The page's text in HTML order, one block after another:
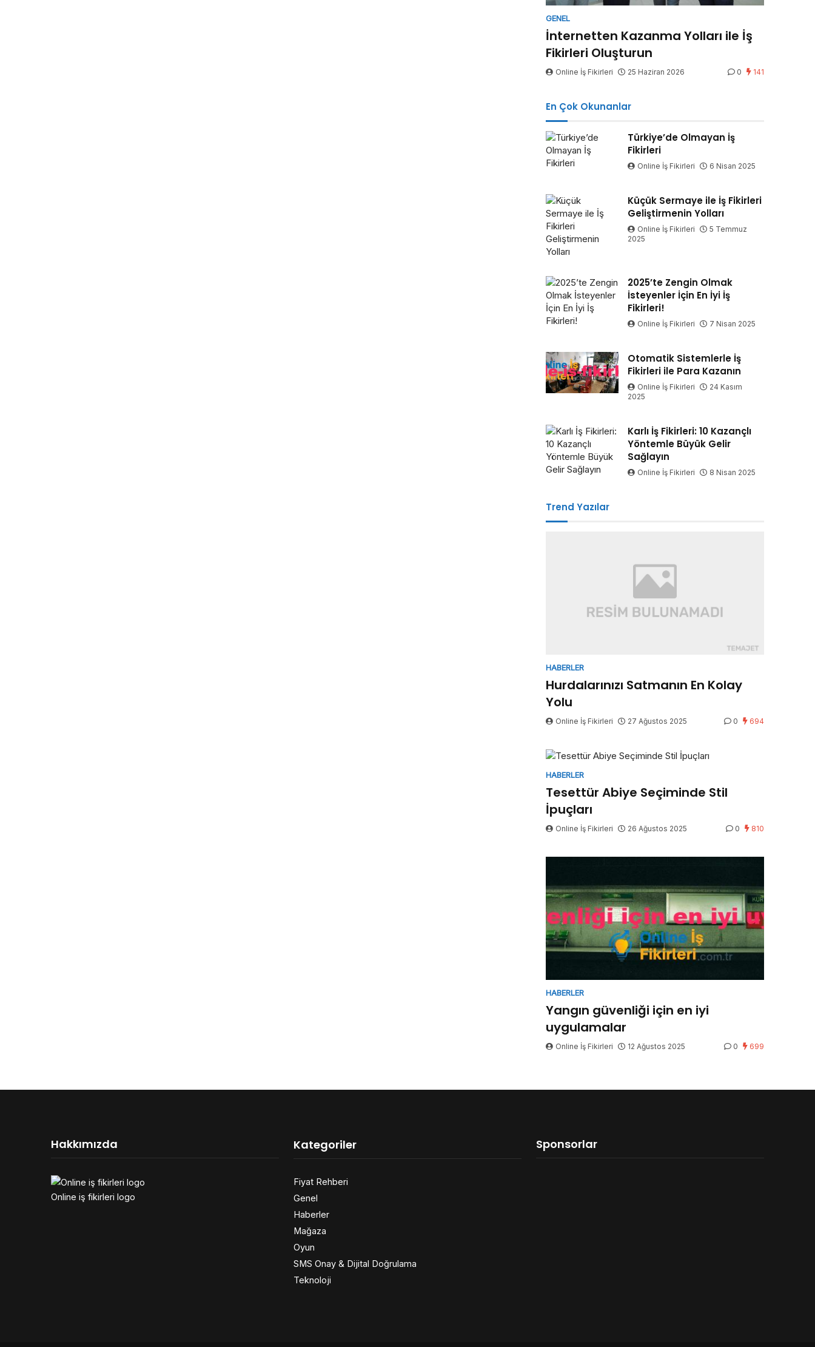
GENEL
İnternetten Kazanma Yolları ile İş
Fikirleri Oluşturun
Online İş Fikirleri 25 Haziran 2026 0 141
En Çok Okunanlar
Türkiye’de Olmayan İş
Fikirleri
Online İş Fikirleri 6 Nisan 2025
Küçük Sermaye ile İş Fikirleri
Geliştirmenin Yolları
Online İş Fikirleri
5 Temmuz
2025
2025’te Zengin Olmak
İsteyenler İçin En İyi İş
Fikirleri!
Online İş Fikirleri 7 Nisan 2025
Otomatik Sistemlerle İş
Fikirleri ile Para Kazanın
Online İş Fikirleri
24 Kasım
2025
Karlı İş Fikirleri: 10 Kazançlı
Yöntemle Büyük Gelir
Sağlayın
Online İş Fikirleri 8 Nisan 2025
Trend Yazılar
HABERLER
Hurdalarınızı Satmanın En Kolay
Yolu
Online İş Fikirleri 27 Ağustos 2025 0 694
HABERLER
Tesettür Abiye Seçiminde Stil
İpuçları
Online İş Fikirleri 26 Ağustos 2025 0 810
HABERLER
Yangın güvenliği için en iyi
uygulamalar
Online İş Fikirleri 12 Ağustos 2025 0 699
Hakkımızda
Online iş fikirleri logo
Kategoriler
Fiyat Rehberi
Genel
Haberler
Mağaza
Oyun
SMS Onay & Dijital Doğrulama
Teknoloji
Sponsorlar